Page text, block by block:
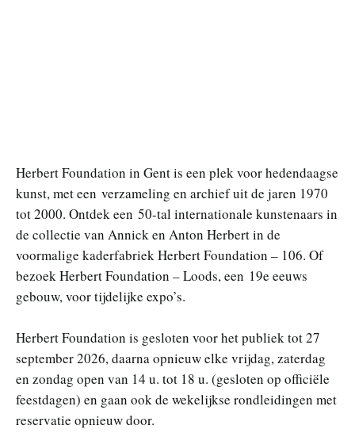
Herbert Foundation in Gent is een plek voor hedendaagse
kunst, met een verzameling en archief uit de jaren 1970
tot 2000. Ontdek een 50-tal internationale kunstenaars in
de collectie van Annick en Anton Herbert in de
voormalige kaderfabriek Herbert Foundation – 106. Of
bezoek Herbert Foundation – Loods, een 19e eeuws
gebouw, voor tijdelijke expo’s.
Herbert Foundation is gesloten voor het publiek tot 27
september 2026, daarna opnieuw elke vrijdag, zaterdag
en zondag open van 14 u. tot 18 u. (gesloten op officiële
feestdagen) en gaan ook de wekelijkse rondleidingen met
reservatie opnieuw door.